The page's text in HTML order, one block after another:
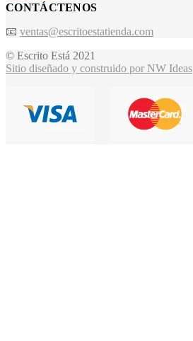
CONTÁCTENOS
📧 ventas@escritoestatienda.com
© Escrito Está 2021
Sitio diseñado y construido por NW Ideas